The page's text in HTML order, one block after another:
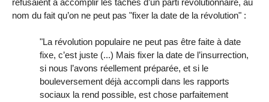
nom du fait qu’on ne peut pas "fixer la date de la révolution" :
"La révolution populaire ne peut pas être faite à date
fixe, c’est juste (...) Mais fixer la date de l’insurrection,
si nous l’avons réellement préparée, et si le
bouleversement déjà accompli dans les rapports
sociaux la rend possible, est chose parfaitement